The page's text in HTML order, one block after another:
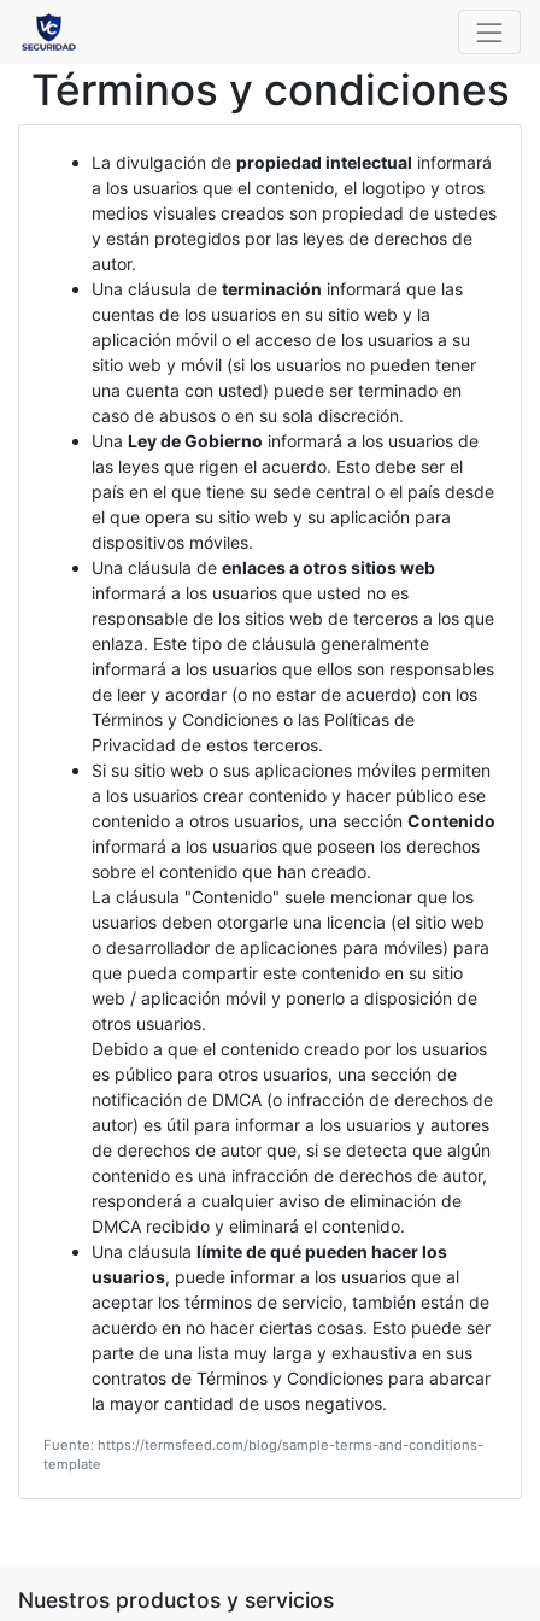
Términos y condiciones
La divulgación de propiedad intelectual informará
a los usuarios que el contenido, el logotipo y otros
medios visuales creados son propiedad de ustedes
y están protegidos por las leyes de derechos de
autor.
Una cláusula de terminación informará que las
cuentas de los usuarios en su sitio web y la
aplicación móvil o el acceso de los usuarios a su
sitio web y móvil (si los usuarios no pueden tener
una cuenta con usted) puede ser terminado en
caso de abusos o en su sola discreción.
Una Ley de Gobierno informará a los usuarios de
las leyes que rigen el acuerdo. Esto debe ser el
país en el que tiene su sede central o el país desde
el que opera su sitio web y su aplicación para
dispositivos móviles.
Una cláusula de enlaces a otros sitios web
informará a los usuarios que usted no es
responsable de los sitios web de terceros a los que
enlaza. Este tipo de cláusula generalmente
informará a los usuarios que ellos son responsables
de leer y acordar (o no estar de acuerdo) con los
Términos y Condiciones o las Políticas de
Privacidad de estos terceros.
Si su sitio web o sus aplicaciones móviles permiten
a los usuarios crear contenido y hacer público ese
contenido a otros usuarios, una sección Contenido
informará a los usuarios que poseen los derechos
sobre el contenido que han creado.
La cláusula "Contenido" suele mencionar que los
usuarios deben otorgarle una licencia (el sitio web
o desarrollador de aplicaciones para móviles) para
que pueda compartir este contenido en su sitio
web / aplicación móvil y ponerlo a disposición de
otros usuarios.
Debido a que el contenido creado por los usuarios
es público para otros usuarios, una sección de
notificación de DMCA (o infracción de derechos de
autor) es útil para informar a los usuarios y autores
de derechos de autor que, si se detecta que algún
contenido es una infracción de derechos de autor,
responderá a cualquier aviso de eliminación de
DMCA recibido y eliminará el contenido.
Una cláusula límite de qué pueden hacer los
usuarios, puede informar a los usuarios que al
aceptar los términos de servicio, también están de
acuerdo en no hacer ciertas cosas. Esto puede ser
parte de una lista muy larga y exhaustiva en sus
contratos de Términos y Condiciones para abarcar
la mayor cantidad de usos negativos.
Fuente: https://termsfeed.com/blog/sample-terms-and-conditions-
template
Nuestros productos y servicios